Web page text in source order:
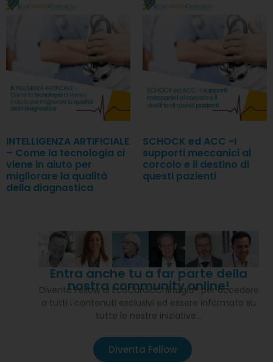
INTELLIGENZA ARTIFICIALE
– Come la tecnologia ci
viene in aiuto per
migliorare la qualità
della diagnostica
SCHOCK ed ACC -I
supporti meccanici al
corcolo e il destino di
questi pazienti
Entra anche tu a far parte della
nostra community online!
Diventa Fellow di EcoCardioChirurgia® per accedere
a tutti i contenuti esclusivi ed essere informato su
tutte le nostre iniziative…
Diventa Fellow